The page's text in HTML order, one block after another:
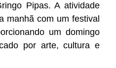
Pipas. A atividade
manhã com um festival
um domingo
por arte, cultura e